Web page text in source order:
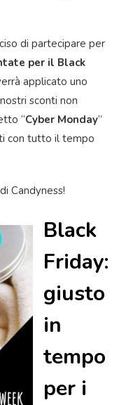
di partecipare per
per il Black
applicato uno
sconti non
“Cyber Monday”
con tutto il tempo
Candyness!
Black
Friday:
giusto
in
tempo
per i